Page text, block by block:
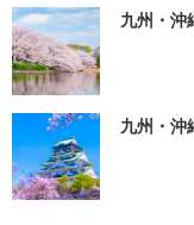
九州・沖
九州・沖